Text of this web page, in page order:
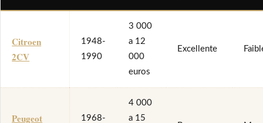
Citroen
2CV
1948-
1990
3 000
a 12
000
euros
Excellente
Peugeot 1968-
4 000
a 15